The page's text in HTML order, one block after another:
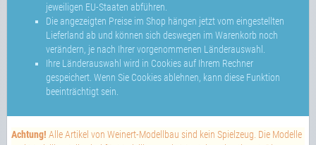
jeweiligen EU-Staaten abführen.
Die angezeigten Preise im Shop hängen jetzt vom eingestellten
Lieferland ab und können sich deswegen im Warenkorb noch
verändern, je nach Ihrer vorgenommenen Länderauswahl.
Ihre Länderauswahl wird in Cookies auf Ihrem Rechner
gespeichert. Wenn Sie Cookies ablehnen, kann diese Funktion
beeinträchtigt sein.
Achtung! Alle Artikel von Weinert-Modellbau sind kein Spielzeug. Die Modelle